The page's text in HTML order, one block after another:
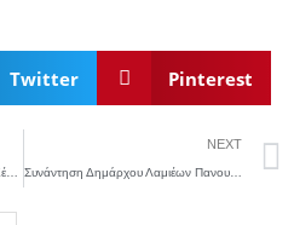
Twitter Pinterest
NEXT
Συνάντηση Δημάρχου Λαμιέων Πανουργιά Παπαϊωάννου με το Δημοτικό Συμβούλιο Νέων